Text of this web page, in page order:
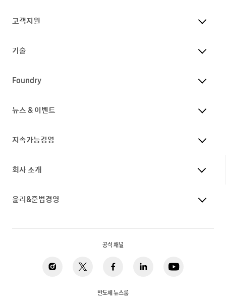
고객지원
기술
Foundry
뉴스 & 이벤트
지속가능경영
회사 소개
윤리&준법경영
공식 채널
반도체 뉴스룸